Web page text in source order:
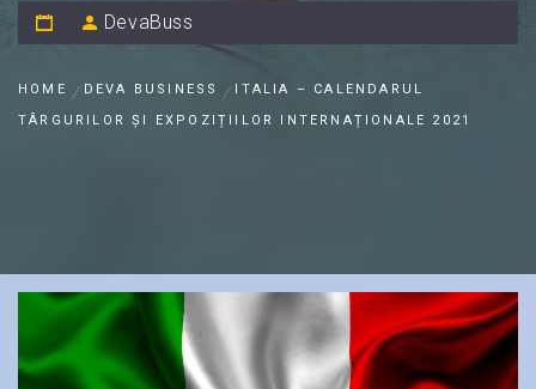
DevaBuss
HOME DEVA BUSINESS
ITALIA – CALENDARUL
TÂRGURILOR ȘI EXPOZIȚIILOR INTERNAȚIONALE 2021